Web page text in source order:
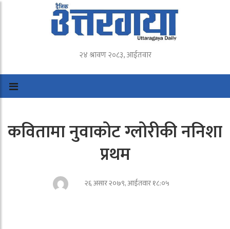
२४ श्रावण २०८३, आईतवार
कवितामा नुवाकोट ग्लोरीकी ननिशा
प्रथम
२६ असार २०७९, आईतवार १८:०५